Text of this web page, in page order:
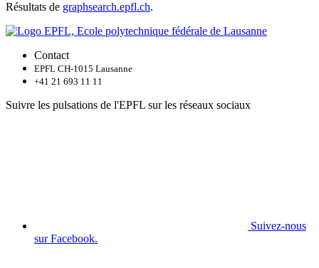
Résultats de graphsearch.epfl.ch.
Contact
EPFL CH-1015 Lausanne
+41 21 693 11 11
Suivre les pulsations de l'EPFL sur les réseaux sociaux
Suivez-nous
sur Facebook.